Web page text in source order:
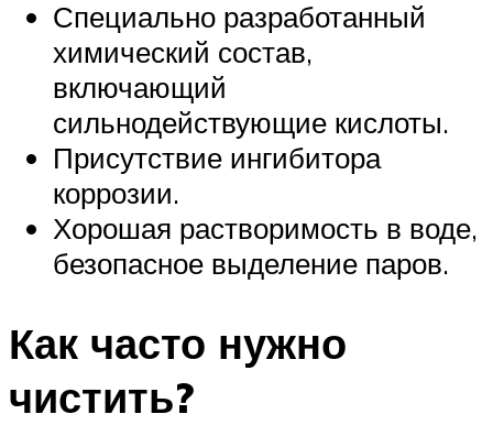
Специально разработанный
химический состав,
включающий
сильнодействующие кислоты.
Присутствие ингибитора
коррозии.
Хорошая растворимость в воде,
безопасное выделение паров.
Как часто нужно
чистить?